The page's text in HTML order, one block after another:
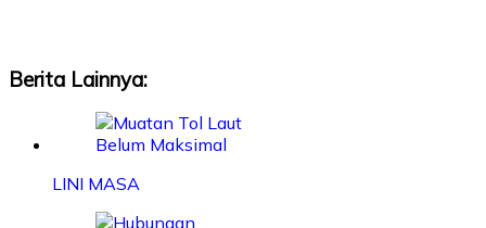
Berita Lainnya:
LINI MASA